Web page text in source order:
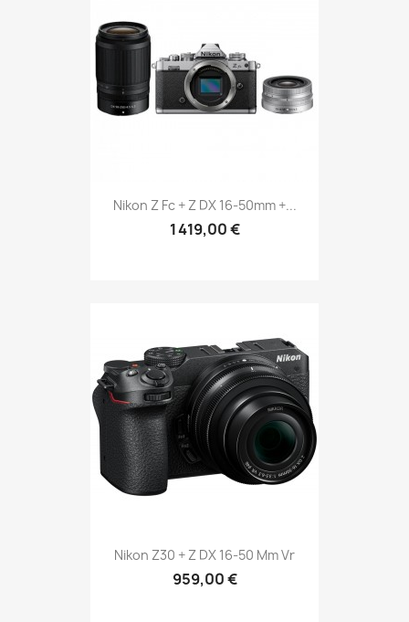
Nikon Z Fc + Z DX 16-50mm +...
1 419,00 €
Nikon Z30 + Z DX 16-50 Mm Vr
959,00 €